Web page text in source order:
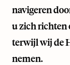
navigeren
u zich richten
terwijl wij de
nemen.